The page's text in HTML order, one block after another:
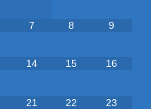
7 8 9
14 15 16
21 22 23